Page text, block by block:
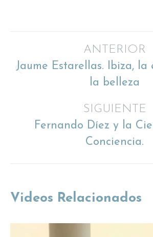
entre
ANTERIOR
Proyecto
anterior
Jaume Estarellas. Ibiza, la
la belleza
SIGUIENTE
Proyecto
siguiente
Fernando Díez y la
Conciencia.
Videos Relacionados